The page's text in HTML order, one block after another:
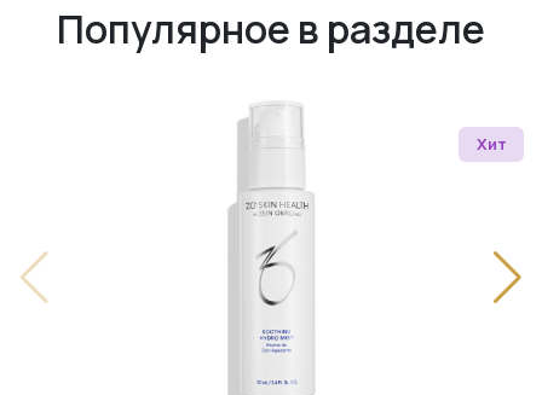
Популярное в разделе
Хит